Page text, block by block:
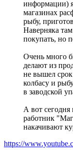
информации)
магазинах
рыбу,
Наверняка
покупать, но
Очень много
делают из
не вышел
колбасу и
в заводской
А вот сегодня
работник
накачивают
https://